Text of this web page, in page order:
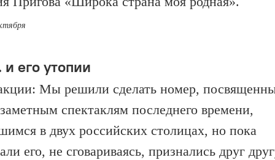
и его утопии
Мы решили сделать номер,
спектаклям последнего времени,
в двух российских столицах, но пока
его, не сговариваясь, признались друг